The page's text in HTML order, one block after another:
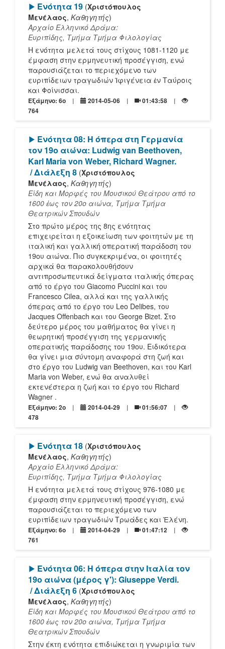
[Play]
Ενότητα 19 (Χριστόπουλος
Μενέλαος, Καθηγητής)
Αρχαίο Ελληνικό Δράμα:
Ευριπίδης, Τμήμα Τμήμα Φιλολογίας
Η ενότητα μελετά τους στίχους 1081-1120 με
έμφαση στην ερμηνευτική προσέγγιση, ενώ
παρουσιάζεται το περιεχόμενο των
ευριπίδειων τραγωδιών Ἰφιγένεια ἐν Ταύροις
και Φοίνισσαι.
Εξάμηνο: 6o 2014-05-06
01:43:58
764
[Play]
Ενότητα 08: Η όπερα στη Γερμανία
τον 19ο αιώνα: Ludwig van Beethoven,
Karl Maria von Weber, Richard Wagner.
/ Διάλεξη 8 (Χριστόπουλος
Μενέλαος, Καθηγητής)
Είδη και Μορφές του Μουσικού Θεάτρου από το
1600 ἐως τον 20ο αιώνα, Τμήμα Τμήμα
Θεατρικών Σπουδών
Στο πρώτο μέρος της 8ης ενότητας
επιχειρείται η εξοικείωση των φοιτητών με τη
ιταλική και γαλλική οπερατική παράδοση του
19ου αιώνα. Πιο συγκεκριμένα, οι φοιτητές
αρχικά θα παρακολουθήσουν
αντιπροσωπευτικά δείγματα ιταλικής όπερας
από το έργο του Giacomo Puccini και του
Francesco Cilea, αλλά και της γαλλικής
όπερας από το έργο του Leo Delibes, του
Jacques Offenbach και του George Bizet. Στο
δεύτερο μέρος του μαθήματος θα γίνει η
θεωρητική προσέγγιση της γερμανικής
οπερατικής παράδοσης του 19ου. Ειδικότερα
θα γίνει μια σύντομη αναφορά στη ζωή και
στο έργο του Ludwig van Beethoven, και του Karl
Maria von Weber, ενώ θα αναλυθεί
εκτενέστερα η ζωή και το έργο του Richard
Wagner .
Εξάμηνο: 2o 2014-04-29
01:56:07
478
[Play]
Ενότητα 18 (Χριστόπουλος
Μενέλαος, Καθηγητής)
Αρχαίο Ελληνικό Δράμα:
Ευριπίδης, Τμήμα Τμήμα Φιλολογίας
Η ενότητα μελετά τους στίχους 976-1080 με
έμφαση στην ερμηνευτική προσέγγιση, ενώ
παρουσιάζεται το περιεχόμενο των
ευριπίδειων τραγωδιών Τρωάδες και Ἑλένη.
Εξάμηνο: 6o 2014-04-29
01:47:12
761
[Play]
Ενότητα 06: Η όπερα στην Ιταλία τον
19ο αιώνα (μέρος γ'): Giuseppe Verdi.
/ Διάλεξη 6 (Χριστόπουλος
Μενέλαος, Καθηγητής)
Είδη και Μορφές του Μουσικού Θεάτρου από το
1600 ἐως τον 20ο αιώνα, Τμήμα Τμήμα
Θεατρικών Σπουδών
Στην έκτη ενότητα επιδιώκεται η γνωριμία των